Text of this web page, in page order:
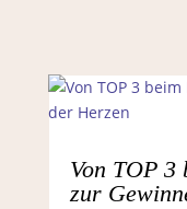
Von TOP 3
zur